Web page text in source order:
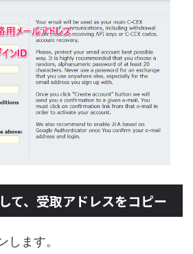
て、受取アドレスをコピー
します。